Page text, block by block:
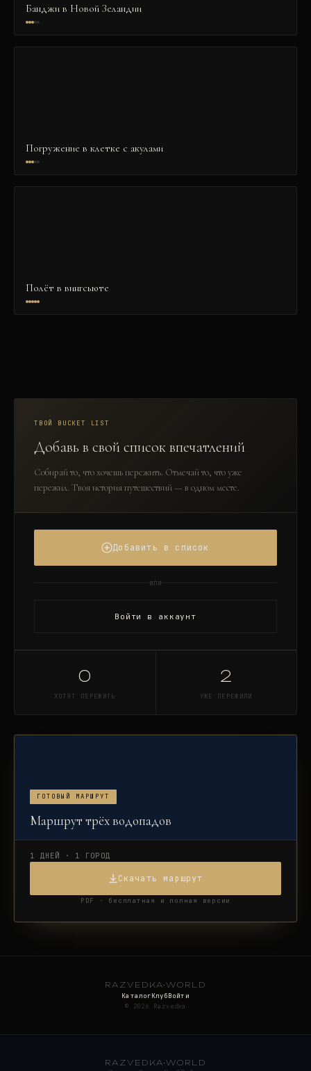
Банджи в Новой Зеландии
Погружение в клетке с акулами
Полёт в вингсьюте
ТВОЙ BUCKET LIST
Добавь в свой список впечатлений
Собирай то, что хочешь пережить. Отмечай то, что уже
пережил. Твоя история путешествий — в одном месте.
Добавить в список
или
Войти в аккаунт
0
ХОТЯТ ПЕРЕЖИТЬ
2
УЖЕ ПЕРЕЖИЛИ
ГОТОВЫЙ МАРШРУТ
Маршрут трёх водопадов
1 ДНЕЙ · 1 ГОРОД
Скачать маршрут
PDF · бесплатная и полная версии
RAZVEDKA·WORLD
КаталогКлубВойти
©
2026 Razvedka
RAZVEDKA·WORLD